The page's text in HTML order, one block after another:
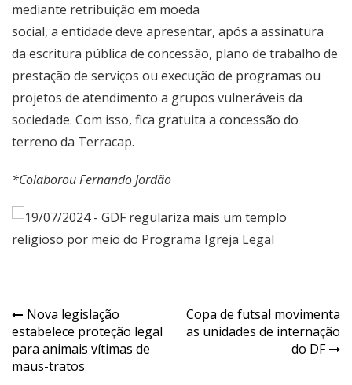
mediante retribuição em moeda
social, a entidade deve apresentar, após a assinatura
da escritura pública de concessão, plano de trabalho de
prestação de serviços ou execução de programas ou
projetos de atendimento a grupos vulneráveis da
sociedade. Com isso, fica gratuita a concessão do
terreno da Terracap.
*Colaborou Fernando Jordão
Navegação
de
Post
Nova legislação
estabelece proteção legal
para animais vítimas de
maus-tratos
Copa de futsal movimenta
as unidades de internação
do DF